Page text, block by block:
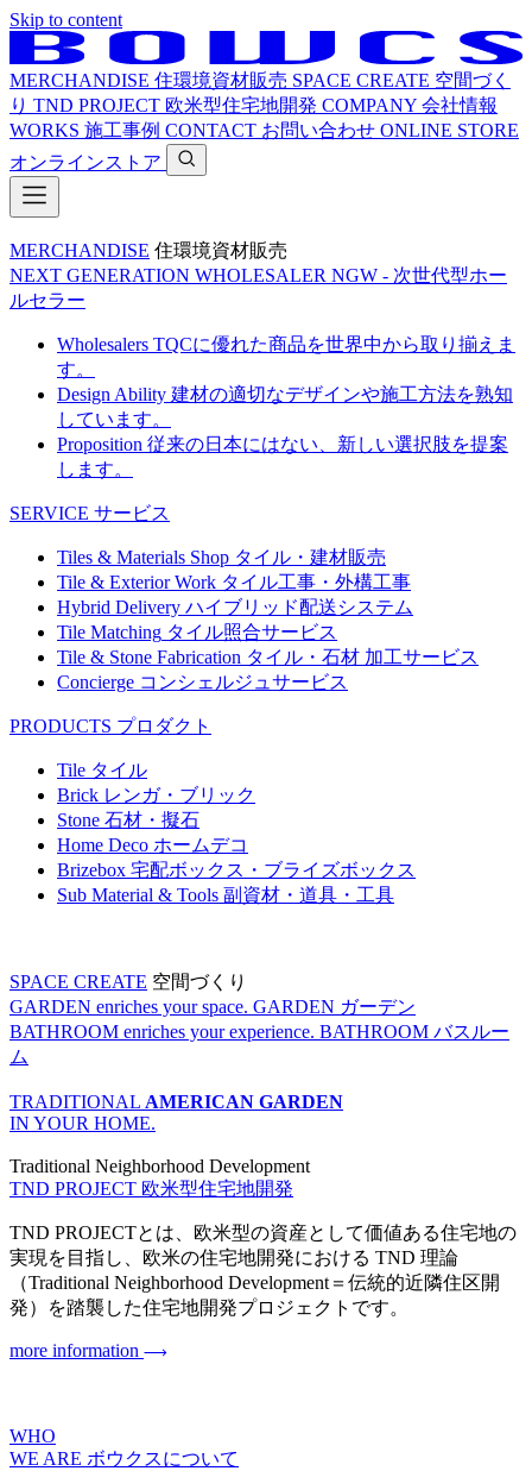
Skip to content
MERCHANDISE 住環境資材販売 SPACE CREATE 空間づく
り TND PROJECT 欧米型住宅地開発 COMPANY 会社情報
WORKS 施工事例 CONTACT お問い合わせ ONLINE STORE
オンラインストア
MERCHANDISE 住環境資材販売
NEXT GENERATION WHOLESALER NGW - 次世代型ホー
ルセラー
Wholesalers TQCに優れた商品を世界中から取り揃えま
す。
Design Ability 建材の適切なデザインや施工方法を熟知
しています。
Proposition 従来の日本にはない、新しい選択肢を提案
します。
SERVICE サービス
Tiles & Materials Shop タイル・建材販売
Tile & Exterior Work タイル工事・外構工事
Hybrid Delivery ハイブリッド配送システム
Tile Matching タイル照合サービス
Tile & Stone Fabrication タイル・石材 加工サービス
Concierge コンシェルジュサービス
PRODUCTS プロダクト
Tile タイル
Brick レンガ・ブリック
Stone 石材・擬石
Home Deco ホームデコ
Brizebox 宅配ボックス・ブライズボックス
Sub Material & Tools 副資材・道具・工具
SPACE CREATE 空間づくり
GARDEN enriches your space. GARDEN ガーデン
BATHROOM enriches your experience. BATHROOM バスルー
ム
TRADITIONAL AMERICAN GARDEN
IN YOUR HOME.
Traditional Neighborhood Development
TND PROJECT 欧米型住宅地開発
TND PROJECTとは、欧米型の資産として価値ある住宅地の
実現を目指し、欧米の住宅地開発における TND 理論
（Traditional Neighborhood Development＝伝統的近隣住区開
発）を踏襲した住宅地開発プロジェクトです。
more information
WHO
WE ARE ボウクスについて